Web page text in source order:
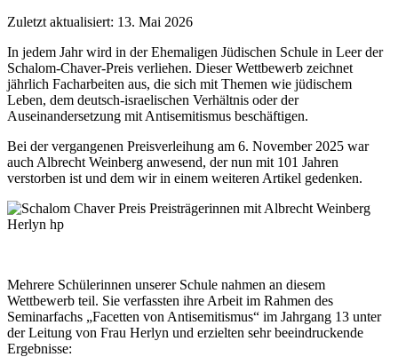
Zuletzt aktualisiert: 13. Mai 2026
In jedem Jahr wird in der Ehemaligen Jüdischen Schule in Leer der
Schalom-Chaver-Preis verliehen. Dieser Wettbewerb zeichnet
jährlich Facharbeiten aus, die sich mit Themen wie jüdischem
Leben, dem deutsch-israelischen Verhältnis oder der
Auseinandersetzung mit Antisemitismus beschäftigen.
Bei der vergangenen Preisverleihung am 6. November 2025 war
auch Albrecht Weinberg anwesend, der nun mit 101 Jahren
verstorben ist und dem wir in einem weiteren Artikel gedenken.
Mehrere Schülerinnen unserer Schule nahmen an diesem
Wettbewerb teil. Sie verfassten ihre Arbeit im Rahmen des
Seminarfachs „Facetten von Antisemitismus“ im Jahrgang 13 unter
der Leitung von Frau Herlyn und erzielten sehr beeindruckende
Ergebnisse: